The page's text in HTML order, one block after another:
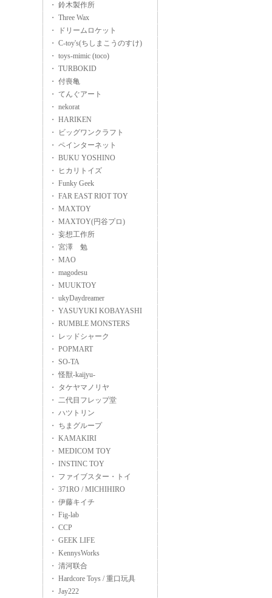
・ 鈴木製作所
・ Three Wax
・ ドリームロケット
・ C-toy's(ちしまこうのすけ)
・ toys-mimic (toco)
・ TURBOKID
・ 付喪亀
・ てんぐアート
・ nekorat
・ HARIKEN
・ ビッグワンクラフト
・ ペインターネット
・ BUKU YOSHINO
・ ヒカリトイズ
・ Funky Geek
・ FAR EAST RIOT TOY
・ MAXTOY
・ MAXTOY(円谷プロ)
・ 妄想工作所
・ 宮澤 勉
・ MAO
・ magodesu
・ MUUKTOY
・ ukyDaydreamer
・ YASUYUKI KOBAYASHI
・ RUMBLE MONSTERS
・ レッドシャーク
・ POPMART
・ SO-TA
・ 怪獣-kaijyu-
・ タケヤマノリヤ
・ 二代目フレップ堂
・ ハツトリン
・ ちまグループ
・ KAMAKIRI
・ MEDICOM TOY
・ INSTINC TOY
・ ファイブスター・トイ
・ 371RO / MICHIHIRO
・ 伊藤キイチ
・ Fig-lab
・ CCP
・ GEEK LIFE
・ KennysWorks
・ 清河联合
・ Hardcore Toys / 重口玩具
・ Jay222